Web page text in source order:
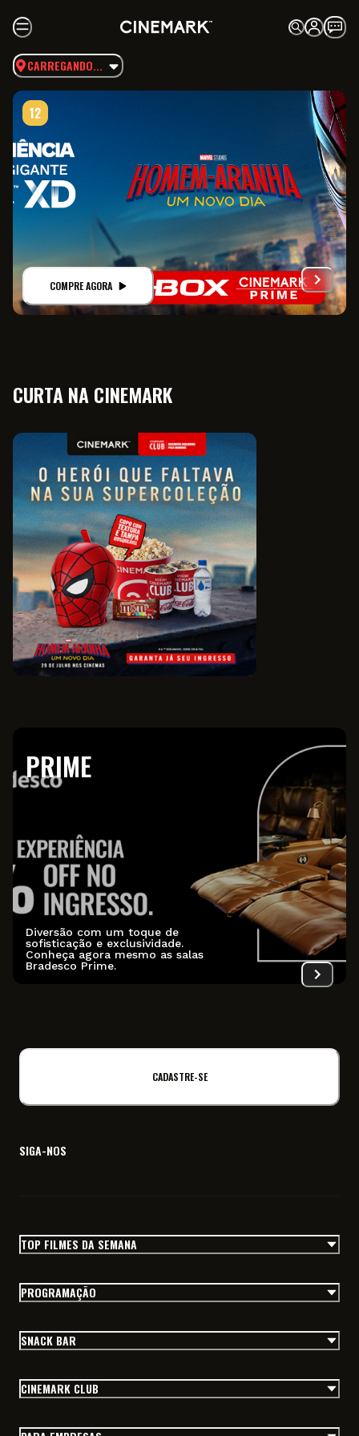
CARREGANDO...
COMPRE AGORA
CURTA NA CINEMARK
PRIME
Diversão com um toque de
sofisticação e exclusividade.
Conheça agora mesmo as salas
Bradesco Prime.
CADASTRE-SE
SIGA-NOS
TOP FILMES DA SEMANA
PROGRAMAÇÃO
SNACK BAR
CINEMARK CLUB